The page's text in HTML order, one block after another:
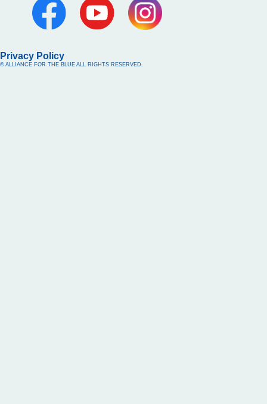
© ALLIANCE FOR THE BLUE ALL RIGHTS RESERVED.
Privacy Policy